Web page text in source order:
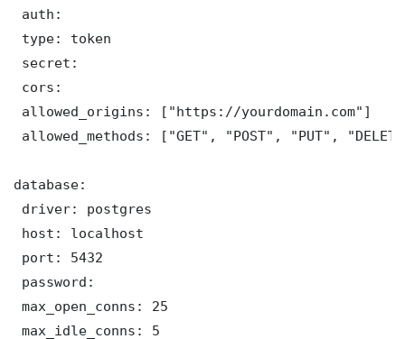
auth:
type: token
secret:
cors:
allowed_origins: ["https://yourdomain.com"]
allowed_methods: ["GET", "POST", "PUT",
database:
driver: postgres
host: localhost
port: 5432
password:
max_open_conns: 25
max_idle_conns: 5